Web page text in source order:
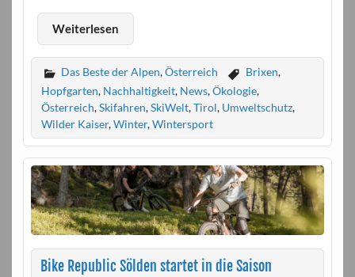
Weiterlesen
Das Beste der Alpen,Österreich Brixen,
Hopfgarten, Nachhaltigkeit, News,Ökologie,
Österreich,Skifahren,SkiWelt,Tirol, Umweltschutz,
Wilder Kaiser,Winter,Wintersport
Bike Republic Sölden startet in die Saison